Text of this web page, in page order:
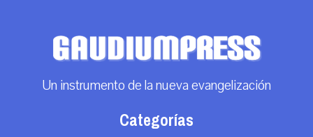
Un instrumento de la nueva evangelización
Categorías